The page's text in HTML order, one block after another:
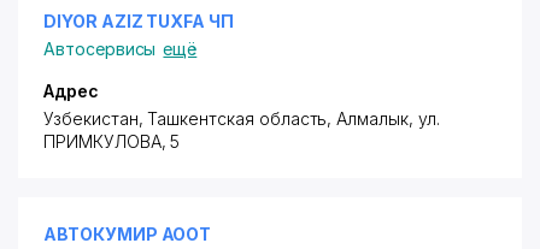
DIYOR AZIZ TUXFA ЧП
Автосервисы ещё
Адрес
Узбекистан, Ташкентская область, Алмалык, ул.
ПРИМКУЛОВА, 5
АВТОКУМИР АООТ